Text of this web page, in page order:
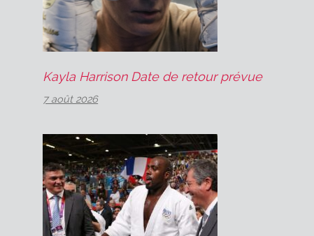
Kayla Harrison Date de retour prévue
7 août 2026